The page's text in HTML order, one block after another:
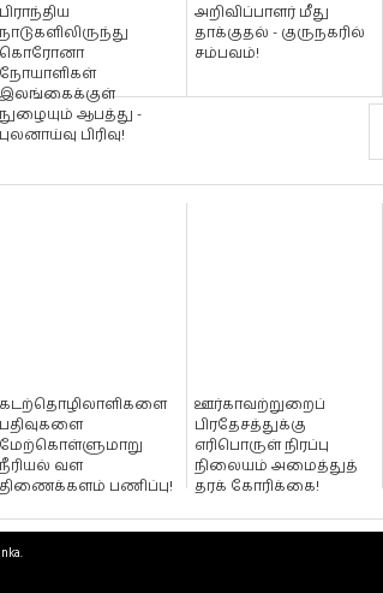
பிராந்திய
நாடுகளிலிருந்து
கொரோனா
நோயாளிகள்
இலங்கைக்குள்
நுழையும் ஆபத்து -
புலனாய்வு பிரிவு!
அறிவிப்பாளர் மீது
தாக்குதல் - குருநகரில்
சம்பவம்!
கடற்தொழிலாளிகளை
பதிவுகளை
மேற்கொள்ளுமாறு
நீரியல் வள
திணைக்களம் பணிப்பு!
ஊர்காவற்றுறைப்
பிரதேசத்துக்கு
எரிபொருள் நிரப்பு
நிலையம் அமைத்துத்
தரக் கோரிக்கை!